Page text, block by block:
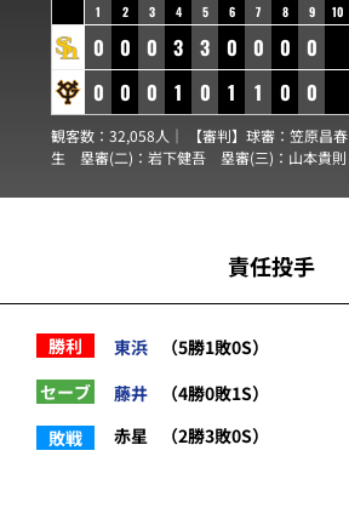
1 2 3 4 5 6 7 8 9 10
0 0 0 3 3 0 0 0 0
0 0 0 1 0 1 1 0 0
観客数：32,058人｜ 【審判】球審： 笠原昌春
生 塁審(二)： 岩下健吾 塁審(三)： 山本貴則
責任投手
勝利 東浜
（5勝1敗0S）
セーブ
藤井
（4勝0敗1S）
敗戦
赤星 （2勝3敗0S）